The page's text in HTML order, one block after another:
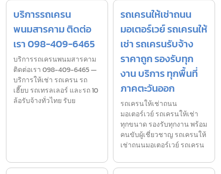
บริการรถเครน
พนมสารคาม ติดต่อ
เรา 098-409-6465
บริการรถเครนพนมสารคาม
ติดต่อเรา 098-409-6465 —
บริการให้เช่า รถเครน รถ
เฮี๊ยบ รถเทรลเลอร์ และรถ 10
ล้อรับจ้างทั่วไทย รับย
รถเครนให้เช่าถนน
มอเตอร์เวย์ รถเครนให้
เช่า รถเครนรับจ้าง
ราคาถูก รองรับทุก
งาน บริการ ทุกพื้นที่
ภาคตะวันออก
รถเครนให้เช่าถนน
มอเตอร์เวย์ รถเครนให้เช่า
ทุกขนาด รองรับทุกงาน พร้อม
คนขับผู้เชี่ยวชาญ รถเครนให้
เช่าถนนมอเตอร์เวย์ รถเครน